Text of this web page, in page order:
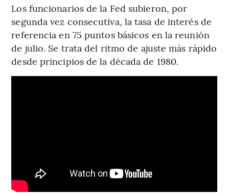
Los funcionarios de la Fed subieron, por
segunda vez consecutiva, la tasa de interés de
referencia en 75 puntos básicos en la reunión
de julio. Se trata del ritmo de ajuste más rápido
desde principios de la década de 1980.